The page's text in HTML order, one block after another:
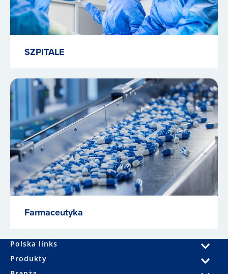
SZPITALE
Farmaceutyka
Polska links
Produkty